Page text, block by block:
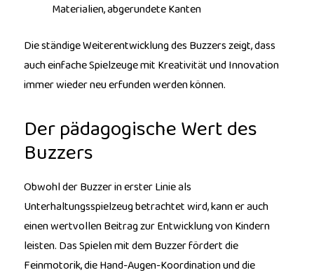
Materialien, abgerundete Kanten
Die ständige Weiterentwicklung des Buzzers zeigt, dass
auch einfache Spielzeuge mit Kreativität und Innovation
immer wieder neu erfunden werden können.
Der pädagogische Wert des
Buzzers
Obwohl der Buzzer in erster Linie als
Unterhaltungsspielzeug betrachtet wird, kann er auch
einen wertvollen Beitrag zur Entwicklung von Kindern
leisten. Das Spielen mit dem Buzzer fördert die
Feinmotorik, die Hand-Augen-Koordination und die